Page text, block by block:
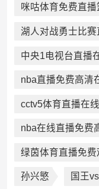
咪咕体育免费直播
湖人对战勇士比赛
中央1电视台直播
nba直播免费高清
cctv5体育直播在
nba在线直播免费
绿茵体育直播免费
孙兴慜 国王